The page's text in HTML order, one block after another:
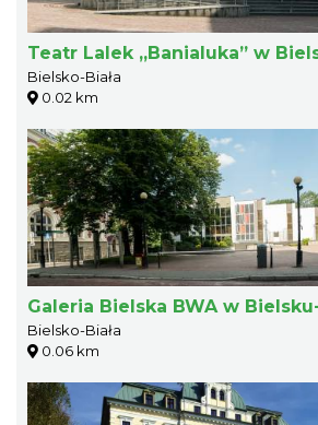
Teatr Lalek „Banialuka” w
Bielsko-Biała
0.02 km
Galeria Bielska BWA w
Bielsko-Biała
0.06 km